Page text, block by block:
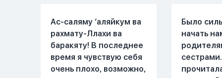
Ас-саляму ‘аляйкум ва
рахмату-Ллахи ва
баракяту! В последнее
время я чувствую себя
очень плохо, возможно,
Было
начать